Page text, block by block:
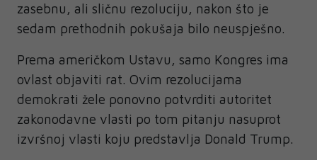
zasebnu, ali sličnu rezoluciju, nakon što je
sedam prethodnih pokušaja bilo neuspješno.
Prema američkom Ustavu, samo Kongres ima
ovlast objaviti rat. Ovim rezolucijama
demokrati žele ponovno potvrditi autoritet
zakonodavne vlasti po tom pitanju nasuprot
izvršnoj vlasti koju predstavlja Donald Trump.